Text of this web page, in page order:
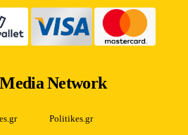
Network
Politikes.gr